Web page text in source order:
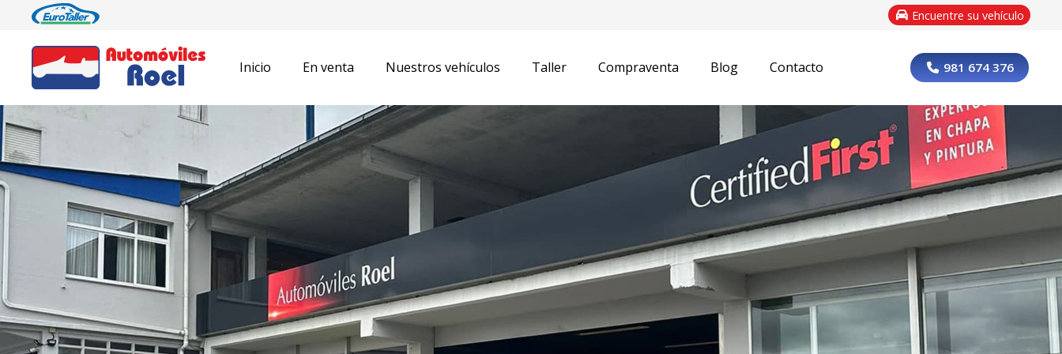
Encuentre su vehículo
Inicio En venta Nuestros vehículos Taller Compraventa Blog Contacto 981 674 376